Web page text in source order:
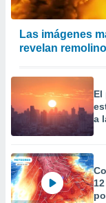
Las imágenes
revelan
El
a